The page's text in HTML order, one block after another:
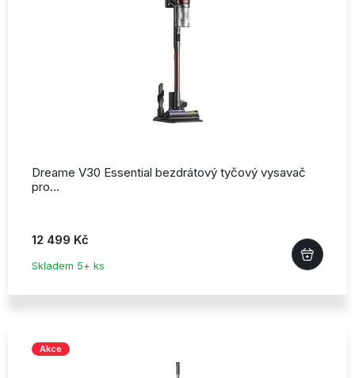
Dreame V30 Essential bezdrátový tyčový vysavač
pro…
12 499 Kč
Skladem 5+ ks
Akce